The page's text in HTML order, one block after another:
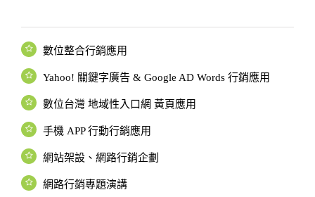
數位整合行銷應用
Yahoo! 關鍵字廣告 & Google AD Words 行銷應用
數位台灣 地域性入口網 黃頁應用
手機 APP 行動行銷應用
網站架設、網路行銷企劃
網路行銷專題演講